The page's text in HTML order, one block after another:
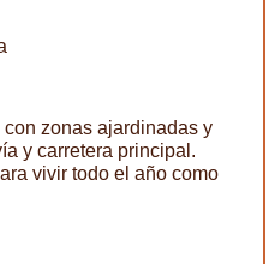
zonas ajardinadas y
y carretera principal.
vivir todo el año como